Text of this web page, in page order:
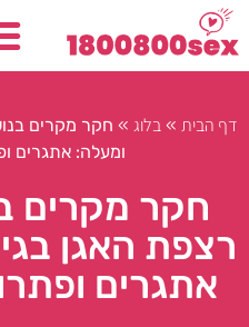
דף הבית »בלוג »
ומעלה: אתגרים
חקר מקרים
אתגרים